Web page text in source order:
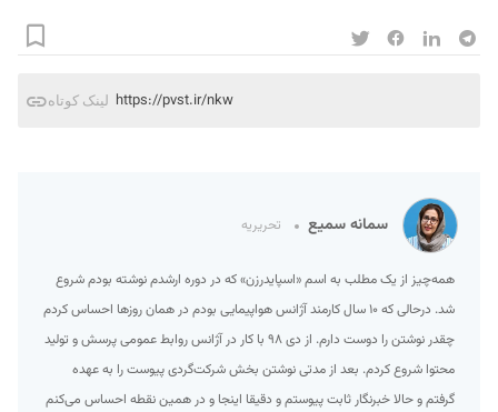
لینک کوتاه https://pvst.ir/nkw
سمانه سمیع تحریریه
همه‌چیز از یک مطلب به اسم «اسپایدرزن» که در دوره ارشدم نوشته بودم شروع
شد. درحالی که ۱۰ سال کارمند آژانس هواپیمایی بودم در همان روزها احساس کردم
چقدر نوشتن را دوست دارم. از دی ۹۸ با کار در آژانس روابط عمومی پرسش و تولید
محتوا شروع کردم. بعد از مدتی نوشتن بخش شرکت‌گردی پیوست را به عهده
گرفتم و حالا خبرنگار ثابت پیوستم و دقیقا اینجا و در همین نقطه احساس می‌کنم